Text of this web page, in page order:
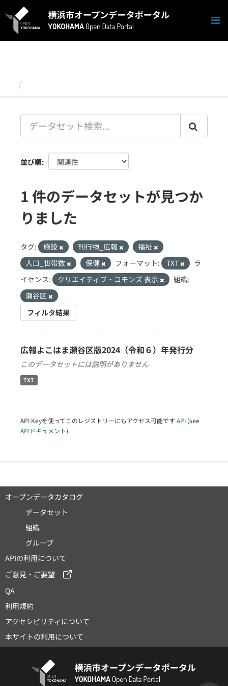
キ
並び順
1 件のデータセットが見つか
りました
タグ: 施設 刊行物_広報
福祉
人口_世帯数
保健 フォーマット: TXT
ラ
イセンス:
クリエイティブ・コモンズ 表示
組織:
瀬谷区
フィルタ結果
広報よこはま瀬谷区版2024（令和６）年発行分
このデータセットには説明がありません
TXT
API Keyを使ってこのレジストリーにもアクセス可能です API (see
APIドキュメント).
オープンデータカタログ
データセット
組織
グループ
APIの利用について
ご意見・ご要望
QA
利用規約
アクセシビリティについて
本サイトの利用について